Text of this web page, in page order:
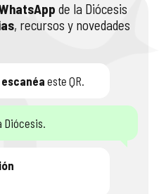
de la Diócesis
, recursos y novedades
escanéa este QR.
Diócesis.
RELIGIOSAS